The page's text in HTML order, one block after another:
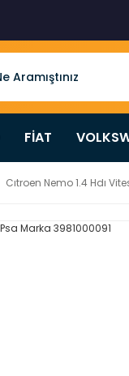
FİAT
Cıtroen Nemo 1.4 Hdı